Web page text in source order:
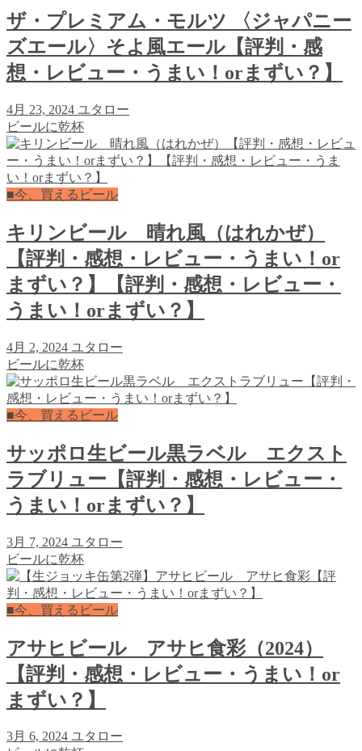
ザ・プレミアム・モルツ 〈ジャパニー
ズエール〉そよ風エール【評判・感
想・レビュー・うまい！orまずい？】
4月 23, 2024 ユタロー
ビールに乾杯
■今、買えるビール
キリンビール 晴れ風（はれかぜ）
【評判・感想・レビュー・うまい！or
まずい？】【評判・感想・レビュー・
うまい！orまずい？】
4月 2, 2024 ユタロー
ビールに乾杯
■今、買えるビール
サッポロ生ビール黒ラベル エクスト
ラブリュー【評判・感想・レビュー・
うまい！orまずい？】
3月 7, 2024 ユタロー
ビールに乾杯
■今、買えるビール
アサヒビール アサヒ食彩（2024）
【評判・感想・レビュー・うまい！or
まずい？】
3月 6, 2024 ユタロー